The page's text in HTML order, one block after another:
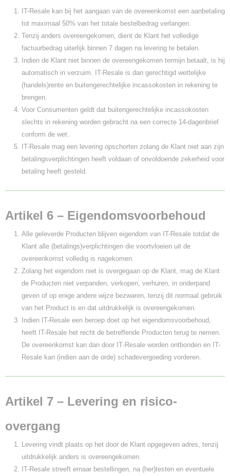
IT-Resale kan bij het aangaan van de overeenkomst een aanbetaling
tot maximaal 50% van het totale bestelbedrag verlangen.
Tenzij anders overeengekomen, dient de Klant het volledige
factuurbedrag uiterlijk binnen 7 dagen na levering te betalen.
Indien de Klant niet binnen de overeengekomen termijn betaalt, is hij
automatisch in verzuim. IT-Resale is dan gerechtigd wettelijke
(handels)rente en buitengerechtelijke incassokosten in rekening te
brengen.
Voor Consumenten geldt dat buitengerechtelijke incassokosten
slechts in rekening worden gebracht na een correcte 14-dagenbrief
conform de wet.
IT-Resale mag een levering opschorten zolang de Klant niet aan zijn
betalingsverplichtingen heeft voldaan of onvoldoende zekerheid voor
betaling heeft gesteld.
Artikel 6 – Eigendomsvoorbehoud
Alle geleverde Producten blijven eigendom van IT-Resale totdat de
Klant alle (betalings)verplichtingen die voortvloeien uit de
overeenkomst volledig is nagekomen.
Zolang het eigendom niet is overgegaan op de Klant, mag de Klant
de Producten niet verpanden, verkopen, verhuren, in onderpand
geven of op enige andere wijze bezwaren, tenzij dit normaal gebruik
van het Product is en dat uitdrukkelijk is overeengekomen.
Indien IT-Resale een beroep doet op het eigendomsvoorbehoud,
heeft IT-Resale het recht de betreffende Producten terug te nemen.
De overeenkomst kan dan door IT‑Resale worden ontbonden en IT-
Resale kan (indien aan de orde) schadevergoeding vorderen.
Artikel 7 – Levering en risico-
overgang
Levering vindt plaats op het door de Klant opgegeven adres, tenzij
uitdrukkelijk anders is overeengekomen.
IT-Resale streeft ernaar bestellingen, na (her)testen en eventuele